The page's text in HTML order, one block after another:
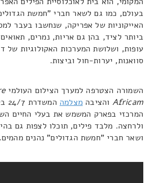
בעולם, כמו גם לשאר חברי "חמשת
האייקוניות של אפריקה, שנחשבו בעבר
עופות, ושלושת המערכות האקולוגיות של
סוואנות, יערות-חול וביצות.
השמורה הצטרפה למערך הצילום העולמי
Africam והציבהמצלמה
המרכזי בפארק המשמש את בעלי החיים
ולרחצה. מלבד פילים, תוכלו לצפות גם
ושאר חברי "חמשת הגדולים" נהנים מהמים.